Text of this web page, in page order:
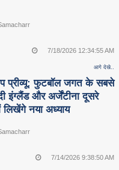
7/18/2026 12:34:55 AM
आगे देखे..
प्रीव्यू: फुटबॉल जगत के सबसे
इंग्लैंड और अर्जेंटीना दूसरे
नया अध्याय
7/14/2026 9:38:50 AM